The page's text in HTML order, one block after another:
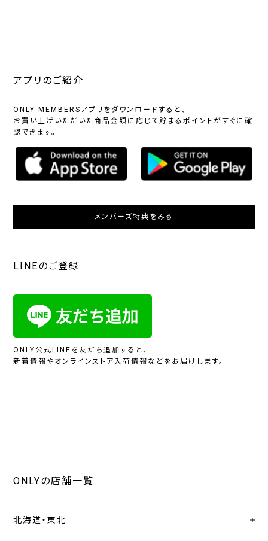
アプリのご紹介
ONLY MEMBERSアプリをダウンロードすると、
お買い上げいただいた商品金額に応じて貯まるポイントがすぐに確
認できます。
メンバーズ特典をみる
LINEのご登録
ONLY公式LINEを友だち追加すると、
新着情報やオンラインストア入荷情報などをお届けします。
ONLYの店舗一覧
北海道・東北